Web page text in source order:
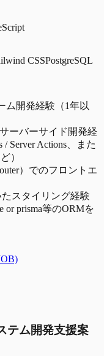
CSSPostgreSQL
ム開発経験（1年以
ーバーサイド開発経
/ Server Actions、また
）
）でのフロントエ
たスタイリング経験
or prisma等のORMを
テム開発支援案